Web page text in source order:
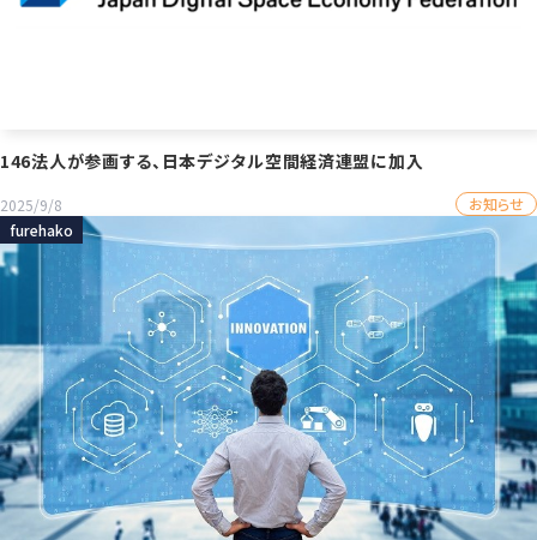
146法人が参画する、日本デジタル空間経済連盟に加入
2025/9/8
お知らせ
furehako